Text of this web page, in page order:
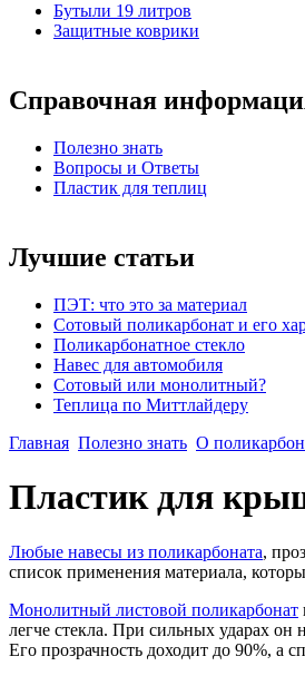
Бутыли 19 литров
Защитные коврики
Справочная
Полезно знать
Вопросы и Ответы
Пластик для теплиц
Лучшие статьи
ПЭТ: что это за материал
Сотовый поликарбонат и его
Поликарбонатное стекло
Навес для автомобиля
Сотовый или монолитный?
Теплица по Миттлайдеру
Главная Полезно знать О
Пластик для
Любые навесы из поликарбоната,
список применения материала,
Монолитный листовой поликарбонат
легче стекла. При сильных ударах
Его прозрачность доходит до 90%, а